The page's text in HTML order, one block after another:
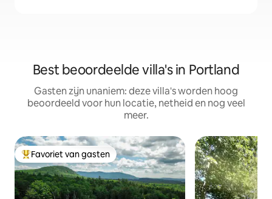
Best beoordeelde villa's in Portland
Gasten zijn unaniem: deze villa's worden hoog
beoordeeld voor hun locatie, netheid en nog veel
meer.
Topfavoriet van gasten
Favoriet van gasten